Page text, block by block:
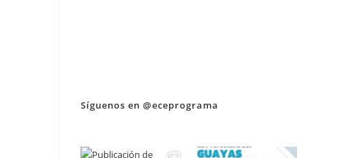
Síguenos en @eceprograma